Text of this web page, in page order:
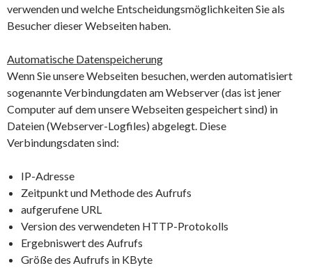
verwenden und welche Entscheidungsmöglichkeiten Sie als
Besucher dieser Webseiten haben.
Automatische Datenspeicherung
Wenn Sie unsere Webseiten besuchen, werden automatisiert
sogenannte Verbindungdaten am Webserver (das ist jener
Computer auf dem unsere Webseiten gespeichert sind) in
Dateien (Webserver-Logfiles) abgelegt. Diese
Verbindungsdaten sind:
IP-Adresse
Zeitpunkt und Methode des Aufrufs
aufgerufene URL
Version des verwendeten HTTP-Protokolls
Ergebniswert des Aufrufs
Größe des Aufrufs in KByte